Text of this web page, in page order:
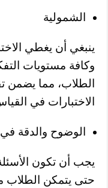
الشمولية
ينبغي أن يغطي
وكافة مستويات
الطلاب، مما يضمن
الاختبارات في
الوضوح والدقة في
يجب أن تكون
حتى يتمكن الطلاب